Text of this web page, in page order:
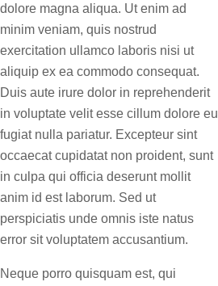
dolore magna aliqua. Ut enim ad
minim veniam, quis nostrud
exercitation ullamco laboris nisi ut
aliquip ex ea commodo consequat.
Duis aute irure dolor in reprehenderit
in voluptate velit esse cillum dolore eu
fugiat nulla pariatur. Excepteur sint
occaecat cupidatat non proident, sunt
in culpa qui officia deserunt mollit
anim id est laborum. Sed ut
perspiciatis unde omnis iste natus
error sit voluptatem accusantium.
Neque porro quisquam est, qui